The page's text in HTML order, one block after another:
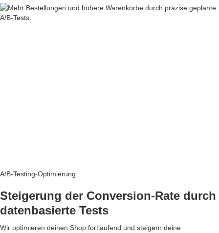
A/B-Testing-Optimierung
Steigerung der Conversion-Rate durch
datenbasierte Tests
Wir optimieren deinen Shop fortlaufend und steigern deine